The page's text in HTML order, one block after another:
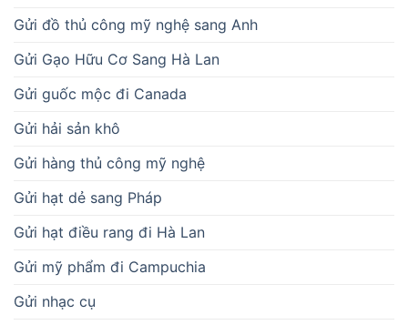
Gửi đồ thủ công mỹ nghệ sang Anh
Gửi Gạo Hữu Cơ Sang Hà Lan
Gửi guốc mộc đi Canada
Gửi hải sản khô
Gửi hàng thủ công mỹ nghệ
Gửi hạt dẻ sang Pháp
Gửi hạt điều rang đi Hà Lan
Gửi mỹ phẩm đi Campuchia
Gửi nhạc cụ